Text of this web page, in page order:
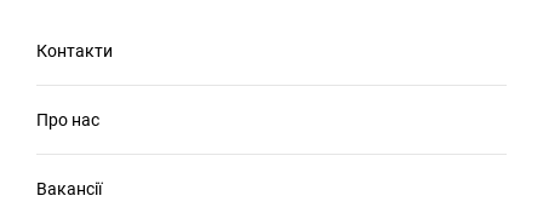
Контакти
Про нас
Вакансії